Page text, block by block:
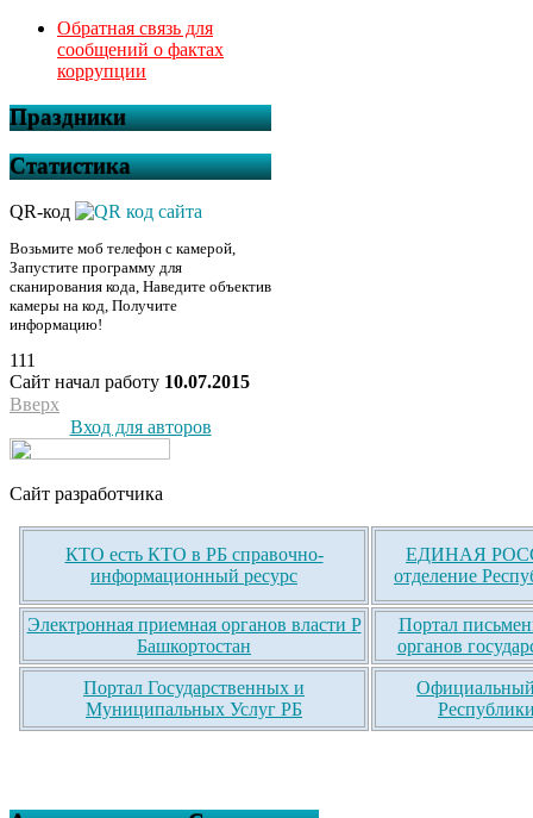
Обратная связь для
сообщений о фактах
коррупции
Праздники
Статистика
QR-код
Возьмите моб телефон с камерой,
Запустите программу для
сканирования кода, Наведите объектив
камеры на код, Получите
информацию!
111
Сайт начал работу 10.07.2015
Вверх
Вход для авторов
Сайт разработчика
КТО есть КТО в РБ справочно-
информационный ресурс
ЕДИНАЯ
отделение
Электронная приемная органов власти Р
Башкортостан
Портал
органов
Портал Государственных и
Муниципальных Услуг РБ
Официальный